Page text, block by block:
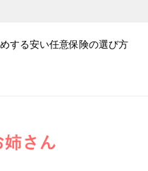
する安い任意保険の選び方